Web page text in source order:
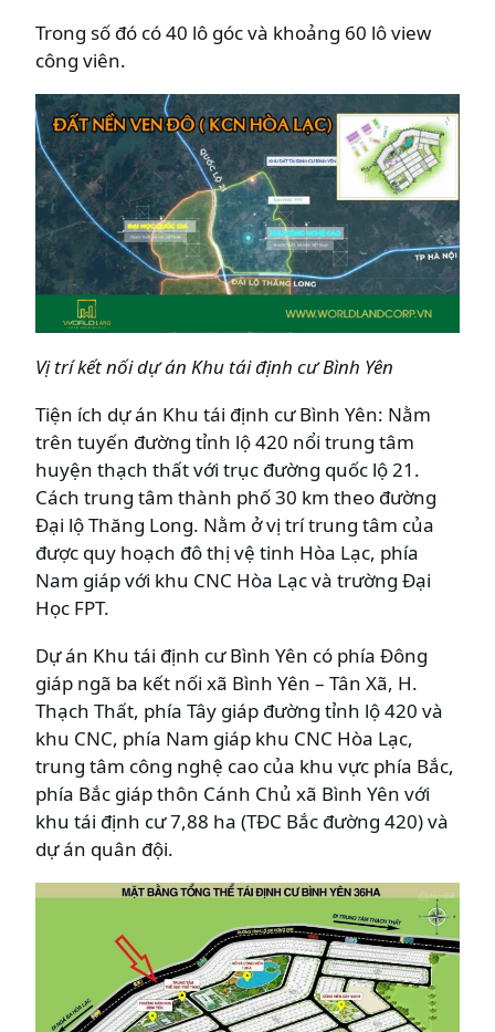
Trong số đó có 40 lô góc và khoảng 60 lô view
công viên.
Vị trí kết nối dự án Khu tái định cư Bình Yên
Tiện ích dự án Khu tái định cư Bình Yên: Nằm
trên tuyến đường tỉnh lộ 420 nổi trung tâm
huyện thạch thất với trục đường quốc lộ 21.
Cách trung tâm thành phố 30 km theo đường
Đại lộ Thăng Long. Nằm ở vị trí trung tâm của
được quy hoạch đô thị vệ tinh Hòa Lạc, phía
Nam giáp với khu CNC Hòa Lạc và trường Đại
Học FPT.
Dự án Khu tái định cư Bình Yên có phía Đông
giáp ngã ba kết nối xã Bình Yên – Tân Xã, H.
Thạch Thất, phía Tây giáp đường tỉnh lộ 420 và
khu CNC, phía Nam giáp khu CNC Hòa Lạc,
trung tâm công nghệ cao của khu vực phía Bắc,
phía Bắc giáp thôn Cánh Chủ xã Bình Yên với
khu tái định cư 7,88 ha (TĐC Bắc đường 420) và
dự án quân đội.